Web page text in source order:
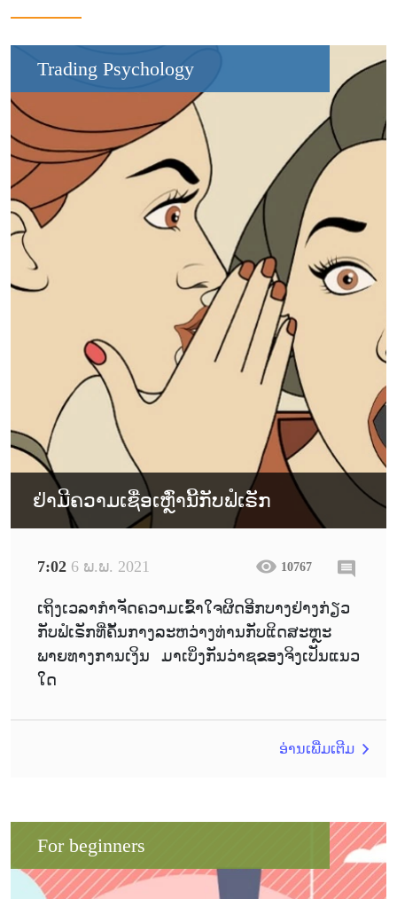
Trading Psychology
ຢ່າມີຄວາມເຊື່ອເຫຼົ່ານີ້ກັບຟໍເຣັກ
7:02 6 ພ.ພ. 2021 10767
ເຖິງເວລາກຳຈັດຄວາມເຂົ້າໃຈຜິດອີກບາງຢ່າງກ່ຽວ
ກັບຟໍເຣັກທີ່ຄັ້ນກາງລະຫວ່າງທ່ານກັບແິດສະຫຼະ
ພາຍທາງການເງິນ ມາເບິ່ງກັນວ່າຊຂອງຈິງເປັນແນວ
ໃດ
ອ່ານເພີ່ມເຕີມ
For beginners